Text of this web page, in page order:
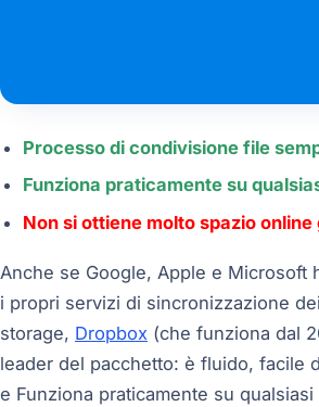
Processo di condivisione file
Funziona praticamente su
Non si ottiene molto spazio
Anche se Google, Apple e Microsoft
i propri servizi di sincronizzazione
storage, Dropbox (che funziona dal
leader del pacchetto: è fluido, facile
e Funziona praticamente su qualsiasi